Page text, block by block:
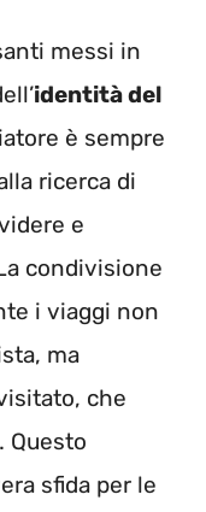
messi in
identità del
è sempre
ricerca di
e
condivisione
i viaggi non
ma
che
Questo
sfida per le